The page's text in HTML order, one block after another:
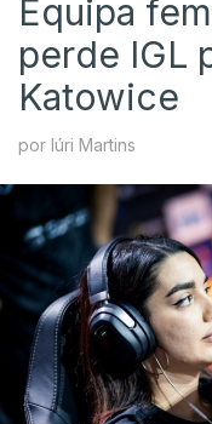
Equipa
perde IGL
Katowice
por Iúri Martins